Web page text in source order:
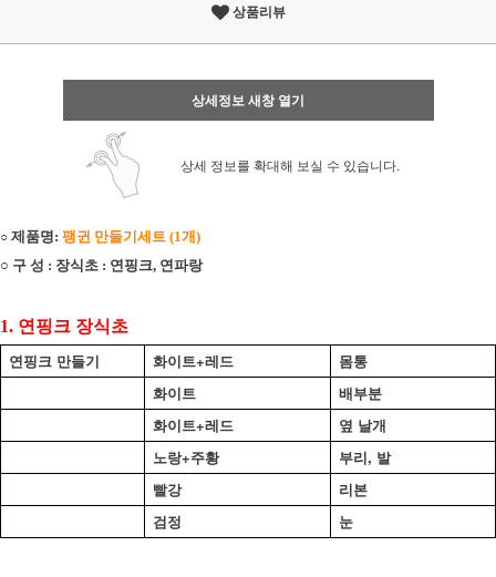
상품리뷰
상세정보 새창 열기
상세 정보를 확대해 보실 수 있습니다.
○ 제품명: 팽귄 만들기세트 (1개)
○ 구 성 : 장식초 : 연핑크, 연파랑
1. 연핑크 장식초
연핑크 만들기 화이트+레드
몸통
화이트
배부분
화이트+레드
옆 날개
노랑+주황
부리, 발
빨강
리본
검정
눈